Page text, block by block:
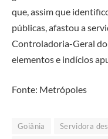
que, assim que
públicas, afastou a
Controladoria-Geral
elementos e indícios
Fonte: Metrópoles
Goiânia
Servidora